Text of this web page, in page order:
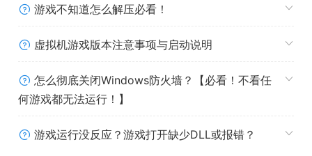
《Spirit of the Island》提供10种独特的技能，如耕种、开
戏实现）。你能熟练掌握这些技能吗？
游戏不知道怎么解压必看！
虚拟机游戏版本注意事项与启动说明
怎么彻底关闭Windows防火墙？【必看！不看任
何游戏都无法运行！】
游戏运行没反应？游戏打开缺少DLL或报错？